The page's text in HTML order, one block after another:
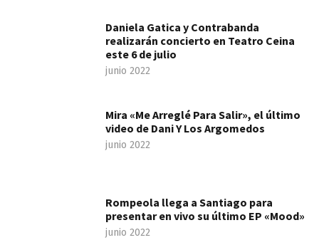
Daniela Gatica y Contrabanda
realizarán concierto en Teatro Ceina
este 6 de julio
junio 2022
Mira «Me Arreglé Para Salir», el último
video de Dani Y Los Argomedos
junio 2022
Rompeola llega a Santiago para
presentar en vivo su último EP «Mood»
junio 2022